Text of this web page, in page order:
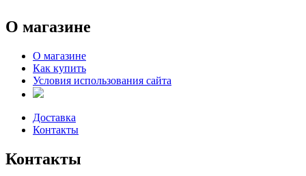
О магазине
О магазине
Как купить
Условия использования сайта
Доставка
Контакты
Контакты